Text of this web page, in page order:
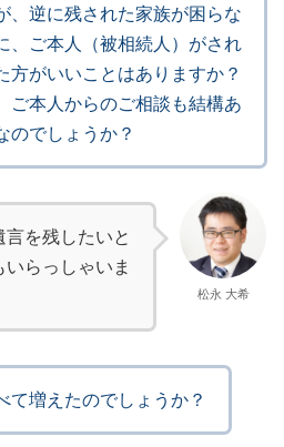
、逆に残された家族が困らな
、ご本人（被相続人）がされ
方がいいことはありますか？
ご本人からのご相談も結構あ
のでしょうか？
を残したいと
らっしゃいま
松永 大希
て増えたのでしょうか？